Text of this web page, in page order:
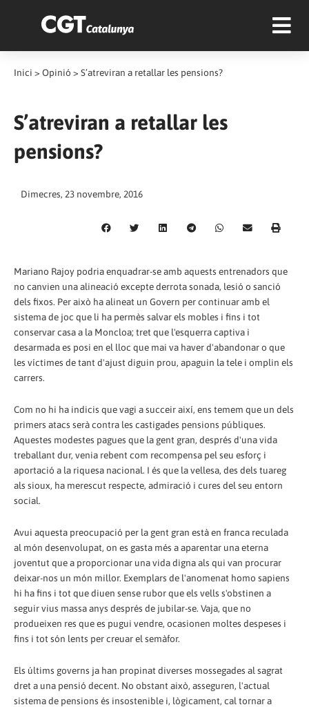
Inici > Opinió > S’atreviran a retallar les pensions?
S’atreviran a retallar les
pensions?
Dimecres, 23 novembre, 2016
Mariano Rajoy podria enquadrar-se amb aquests entrenadors que
no canvien una alineació excepte derrota sonada, lesió o sanció
dels fixos. Per això ha alineat un Govern per continuar amb el
sistema de joc que li ha permès salvar els mobles i fins i tot
conservar casa a la Moncloa; tret que l'esquerra captiva i
desarmada es posi en el lloc que mai va haver d'abandonar o que
les víctimes de tant d'ajust diguin prou, apaguin la tele i omplin els
carrers.
Com no hi ha indicis que vagi a succeir així, ens temem que un dels
primers atacs serà contra les castigades pensions públiques.
Aquestes modestes pagues que la gent gran, després d'una vida
treballant dur, venia rebent com recompensa pel seu esforç i
aportació a la riquesa nacional. I és que la vellesa, des dels tuareg
als sioux, ha merescut respecte, admiració i cures del seu entorn
social.
Avui aquesta preocupació per la gent gran està en franca reculada
al món desenvolupat, on es gasta més a aparentar una eterna
joventut que a proporcionar una vida digna als qui van procurar
deixar-nos un món millor. Exemplars de l'anomenat homo sapiens
hi ha fins i tot que diuen sense rubor que els vells s'obstinen a
seguir vius massa anys després de jubilar-se. Vaja, que no
produeixen res que es pugui vendre, ocasionen moltes despeses i
fins i tot són lents per creuar el semàfor.
Els últims governs ja han propinat diverses mossegades al sagrat
dret a una pensió decent. No obstant això, asseguren, l'actual
sistema de pensions és insostenible i, lògicament, cal tornar a